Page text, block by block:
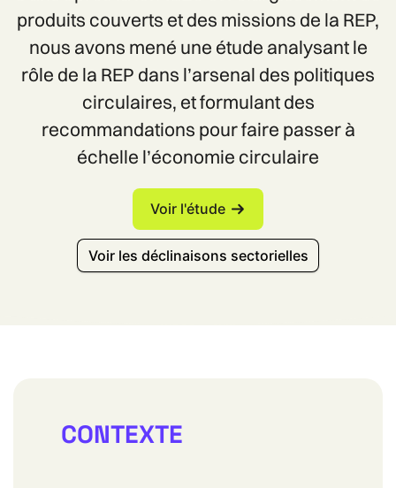
produits couverts et des missions de la REP,
nous avons mené une étude analysant le
rôle de la REP dans l’arsenal des politiques
circulaires, et formulant des
recommandations pour faire passer à
échelle l’économie circulaire
Voir l'étude
Voir les déclinaisons sectorielles
CONTEXTE